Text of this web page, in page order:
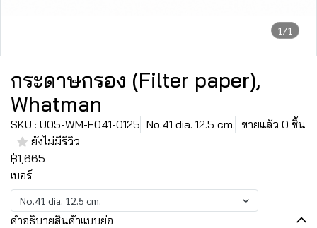
1/1
กระดาษกรอง (Filter paper),
Whatman
SKU : U05-WM-F041-0125 No.41 dia. 12.5 cm. ขายแล้ว 0 ชิ้น
ยังไม่มีรีวิว
฿1,665
เบอร์
No.41 dia. 12.5 cm.
คำอธิบายสินค้าแบบย่อ